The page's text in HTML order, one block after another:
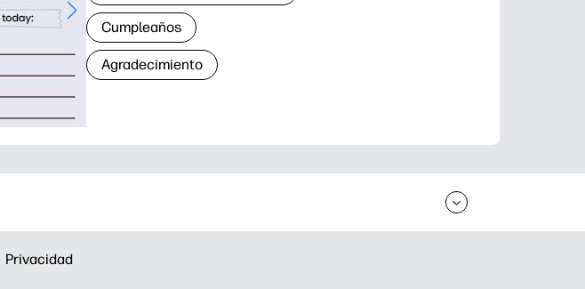
Cumpleaños
Agradecimiento
Privacidad